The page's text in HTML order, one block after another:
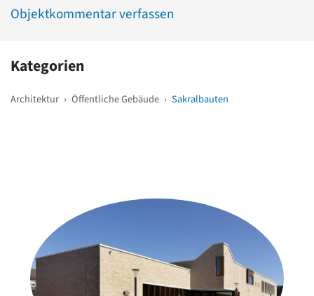
Objektkommentar verfassen
Kategorien
Architektur › Öffentliche Gebäude › Sakralbauten